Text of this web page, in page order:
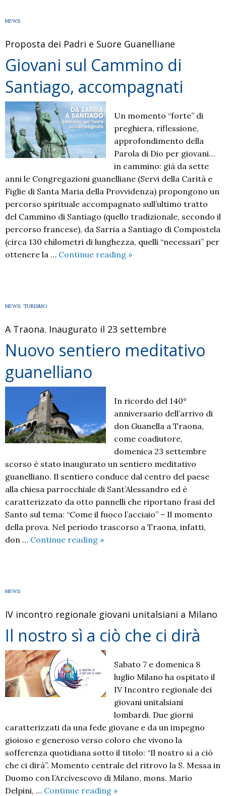
candidatura
a
patrimonio
Unesco
NEWS
Proposta dei Padri e Suore Guanelliane
Giovani sul Cammino di
Santiago, accompagnati
Un momento “forte” di
preghiera, riflessione,
approfondimento della
Parola di Dio per giovani…
in cammino: già da sette
anni le Congregazioni guanelliane (Servi della Carità e
Figlie di Santa Maria della Provvidenza) propongono un
percorso spirituale accompagnato sull’ultimo tratto
del Cammino di Santiago (quello tradizionale, secondo il
percorso francese), da Sarria a Santiago di Compostela
(circa 130 chilometri di lunghezza, quelli “necessari” per
ottenere la … Continue reading Giovani
»
NEWS, TURISMO
A Traona. Inaugurato il 23 settembre
Nuovo sentiero meditativo
guanelliano
In ricordo del 140°
anniversario dell’arrivo di
don Guanella a Traona,
come coadiutore,
domenica 23 settembre
scorso è stato inaugurato un sentiero meditativo
guanelliano. Il sentiero conduce dal centro del paese
alla chiesa parrocchiale di Sant’Alessandro ed è
caratterizzato da otto pannelli che riportano frasi del
Santo sul tema: “Come il fuoco l’acciaio” – Il momento
della prova. Nel periodo trascorso a Traona, infatti,
don … Continue reading Nuovo
»
NEWS
IV incontro regionale giovani unitalsiani a Milano
Il nostro sì a ciò che ci dirà
Sabato 7 e domenica 8
luglio Milano ha ospitato il
IV Incontro regionale dei
giovani unitalsiani
lombardi. Due giorni
caratterizzati da una fede giovane e da un impegno
gioioso e generoso verso coloro che vivono la
sofferenza quotidiana sotto il titolo: “Il nostro sì a ciò
che ci dirà”. Momento centrale del ritrovo la S. Messa in
Duomo con l’Arcivescovo di Milano, mons. Mario
Delpini, … Continue reading Il
»